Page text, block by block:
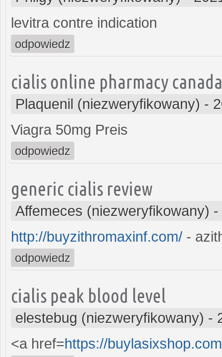
levitra contre indication
odpowiedz
cialis online pharmacy canada
Plaquenil (niezweryfikowany) -
Viagra 50mg Preis
odpowiedz
generic cialis review
Affemeces (niezweryfikowany) -
http://buyzithromaxinf.com/ -
odpowiedz
cialis peak blood level
elestebug (niezweryfikowany) -
<a href=https://